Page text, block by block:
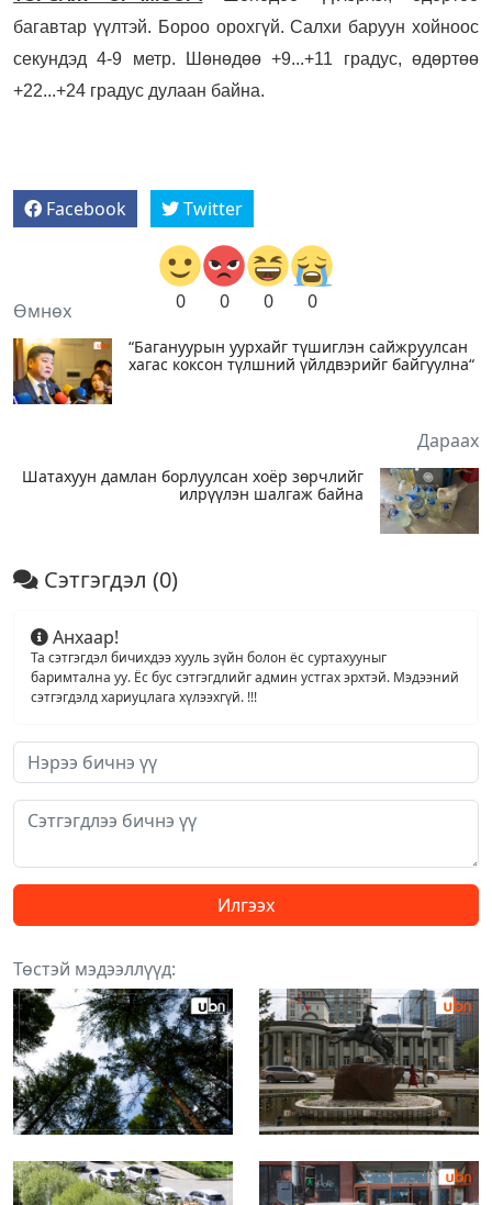
багавтар үүлтэй. Бороо орохгүй. Салхи баруун хойноос
секундэд 4-9 метр. Шөнөдөө +9...+11 градус, өдөртөө
+22...+24 градус дулаан байна.
Facebook Twitter
0 0 0 0
Өмнөх
“Багануурын уурхайг түшиглэн сайжруулсан
хагас коксон түлшний үйлдвэрийг байгуулна“
Дараах
Шатахуун дамлан борлуулсан хоёр зөрчлийг
илрүүлэн шалгаж байна
Сэтгэгдэл (0)
Анхаар!
Та сэтгэгдэл бичихдээ хууль зүйн болон ёс суртахууныг
баримтална уу. Ёс бус сэтгэгдлийг админ устгах эрхтэй. Мэдээний
сэтгэгдэлд хариуцлага хүлээхгүй. !!!
Илгээх
Төстэй мэдээллүүд: